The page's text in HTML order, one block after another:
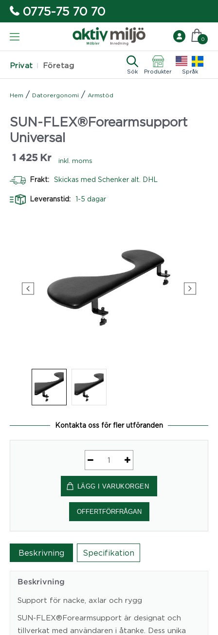
0775-75 70 70
Privat Företag
Sök Produkter Språk
0
Hem / Datorergonomi / Armstöd
SUN-FLEX®Forearmsupport
Universal
1 425 Kr inkl. moms
Frakt: Skickas med Schenker alt. DHL
Leveranstid: 1-5 dagar
Kontakta oss för fler utföranden
FLEX®Forearmsupport
Universal
mängd
LÄGG I VARUKORGEN
OFFERTFÖRFRÅGAN
Beskrivning Specifikation
Beskrivning
Support för nacke, axlar och rygg
SUN-FLEX®Forearmsupport är designat och
tillverkat med användaren i åtanke. Dess unika